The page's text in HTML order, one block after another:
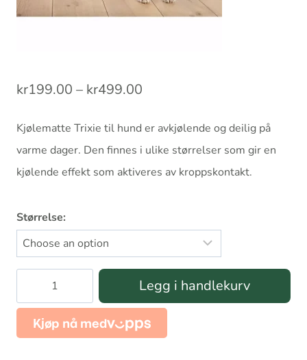
kr199.00 – kr499.00
til
kr499.00
Kjølematte Trixie til hund er avkjølende og deilig på
varme dager. Den finnes i ulike størrelser som gir en
kjølende effekt som aktiveres av kroppskontakt.
Størrelse:
Kjølematte
Trixie
antall
Legg i handlekurv